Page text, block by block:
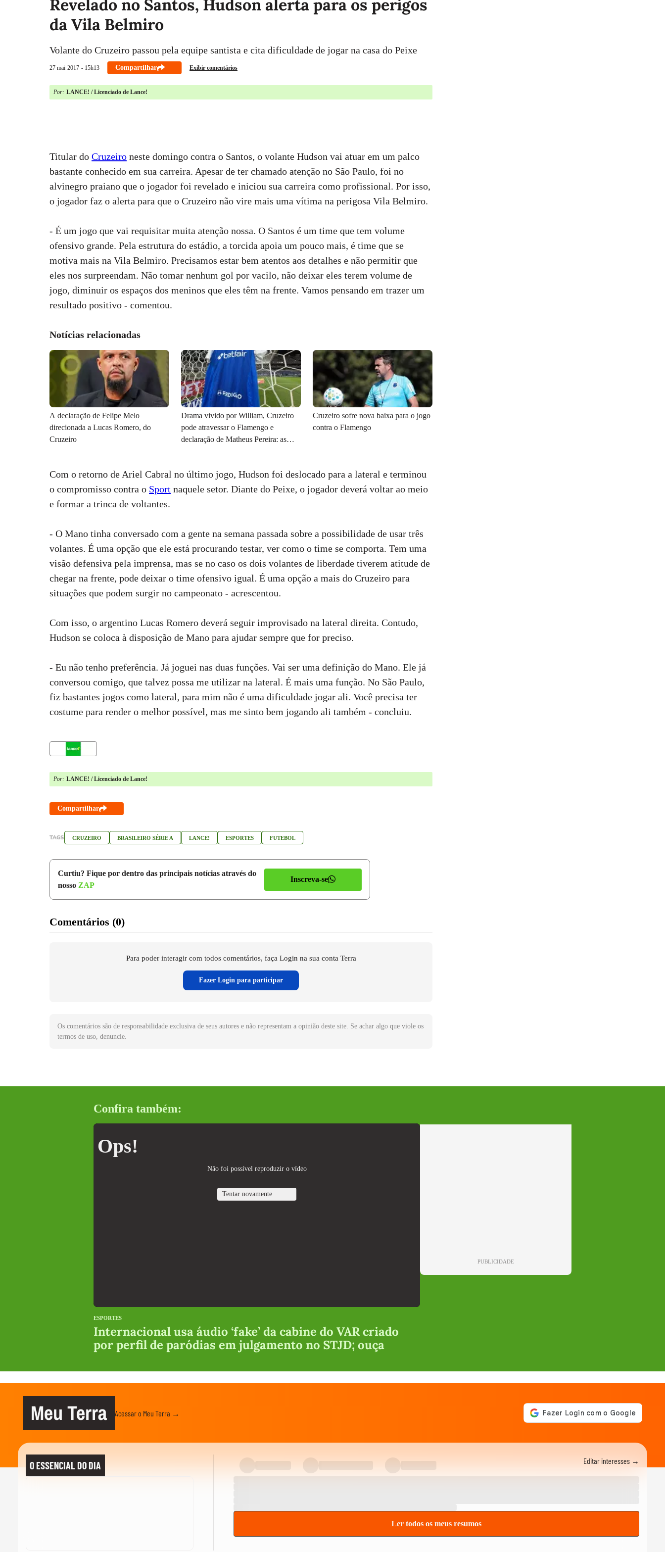
Revelado no Santos, Hudson alerta para os perigos
da Vila Belmiro
Volante do Cruzeiro passou pela equipe santista e cita dificuldade de jogar na casa do Peixe
27 mai 2017 - 15h13 Compartilhar Exibir comentários
Por: LANCE! / Licenciado de Lance!
Titular do Cruzeiro neste domingo contra o Santos, o volante Hudson vai atuar em um palco
bastante conhecido em sua carreira. Apesar de ter chamado atenção no São Paulo, foi no
alvinegro praiano que o jogador foi revelado e iniciou sua carreira como profissional. Por isso,
o jogador faz o alerta para que o Cruzeiro não vire mais uma vítima na perigosa Vila Belmiro.
- É um jogo que vai requisitar muita atenção nossa. O Santos é um time que tem volume
ofensivo grande. Pela estrutura do estádio, a torcida apoia um pouco mais, é time que se
motiva mais na Vila Belmiro. Precisamos estar bem atentos aos detalhes e não permitir que
eles nos surpreendam. Não tomar nenhum gol por vacilo, não deixar eles terem volume de
jogo, diminuir os espaços dos meninos que eles têm na frente. Vamos pensando em trazer um
resultado positivo - comentou.
Notícias relacionadas
A declaração de Felipe Melo
direcionada a Lucas Romero, do
Cruzeiro
Drama vivido por William, Cruzeiro
pode atravessar o Flamengo e
declaração de Matheus Pereira: as
Cruzeiro sofre nova baixa para o jogo
contra o Flamengo
Com o retorno de Ariel Cabral no último jogo, Hudson foi deslocado para a lateral e terminou
o compromisso contra o Sport naquele setor. Diante do Peixe, o jogador deverá voltar ao meio
e formar a trinca de voltantes.
- O Mano tinha conversado com a gente na semana passada sobre a possibilidade de usar três
volantes. É uma opção que ele está procurando testar, ver como o time se comporta. Tem uma
visão defensiva pela imprensa, mas se no caso os dois volantes de liberdade tiverem atitude de
chegar na frente, pode deixar o time ofensivo igual. É uma opção a mais do Cruzeiro para
situações que podem surgir no campeonato - acrescentou.
Com isso, o argentino Lucas Romero deverá seguir improvisado na lateral direita. Contudo,
Hudson se coloca à disposição de Mano para ajudar sempre que for preciso.
- Eu não tenho preferência. Já joguei nas duas funções. Vai ser uma definição do Mano. Ele já
conversou comigo, que talvez possa me utilizar na lateral. É mais uma função. No São Paulo,
fiz bastantes jogos como lateral, para mim não é uma dificuldade jogar ali. Você precisa ter
costume para render o melhor possível, mas me sinto bem jogando ali também - concluiu.
Por: LANCE! / Licenciado de Lance!
Compartilhar
TAGS CRUZEIRO BRASILEIRO SÉRIE A LANCE! ESPORTES FUTEBOL
Curtiu? Fique por dentro das principais notícias através do
nosso ZAP
Inscreva-se
Comentários (0)
Para poder interagir com todos comentários, faça Login na sua conta Terra
Fazer Login para participar
Os comentários são de responsabilidade exclusiva de seus autores e não representam a opinião deste site. Se achar algo que viole os
termos de uso, denuncie.
Confira também:
Ops!
Não foi possível reproduzir o vídeo
Tentar novamente
ESPORTES
Internacional usa áudio ‘fake’ da cabine do VAR criado
por perfil de paródias em julgamento no STJD; ouça
PUBLICIDADE
Meu Terra Acessar o Meu Terra →
O ESSENCIAL DO DIA Editar interesses →
Ler todos os meus resumos